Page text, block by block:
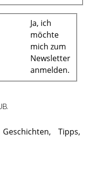
Ja, ich
möchte
mich zum
Newsletter
anmelden.
Tipps,